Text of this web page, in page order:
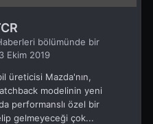
bölümünde bir
3 Ekim 2019
üreticisi Mazda'nın,
modelinin yeni
performanslı özel bir
gelmeyeceği çok...